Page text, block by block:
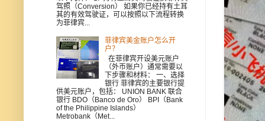
驾照（Conversion） 如果你已经持有土耳
其的有效驾驶证，可以按照以下流程转换
为菲律宾...
菲律宾美金账户怎么开
户？
在菲律宾开设美元账户
（外币账户）通常需要以
下步骤和材料： 一、选择
银行 菲律宾的主要银行提
供美元账户，包括： UNION BANK 联合
银行 BDO（Banco de Oro） BPI（Bank
of the Philippine Islands）
Metrobank（Met...